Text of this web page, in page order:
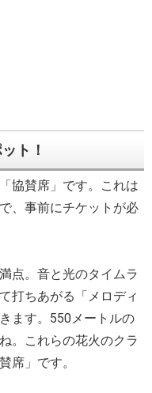
ト！
協賛席」です。これは
、事前にチケットが必
点。音と光のタイムラ
打ちあがる「メロディ
ます。550メートルの
。これらの花火のクラ
席」です。